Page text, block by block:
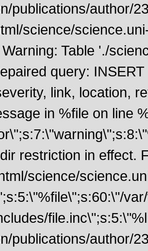
publications/author/
science/
Table './
query:
link, location,
in %file on line
restriction in effect.
science/
publications/author/